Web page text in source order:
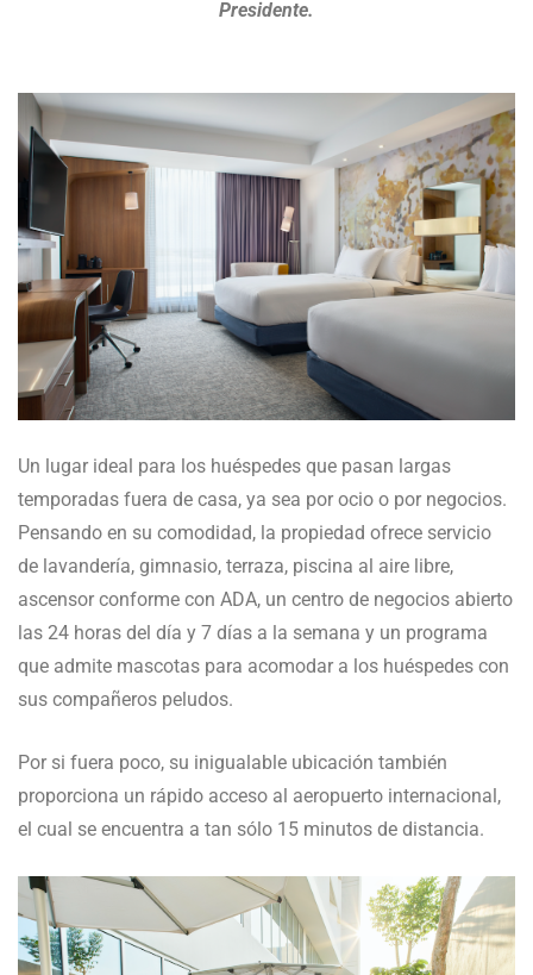
Presidente.
Un lugar ideal para los huéspedes que pasan largas
temporadas fuera de casa, ya sea por ocio o por negocios.
Pensando en su comodidad, la propiedad ofrece servicio
de lavandería, gimnasio, terraza, piscina al aire libre,
ascensor conforme con ADA, un centro de negocios abierto
las 24 horas del día y 7 días a la semana y un programa
que admite mascotas para acomodar a los huéspedes con
sus compañeros peludos.
Por si fuera poco, su inigualable ubicación también
proporciona un rápido acceso al aeropuerto internacional,
el cual se encuentra a tan sólo 15 minutos de distancia.